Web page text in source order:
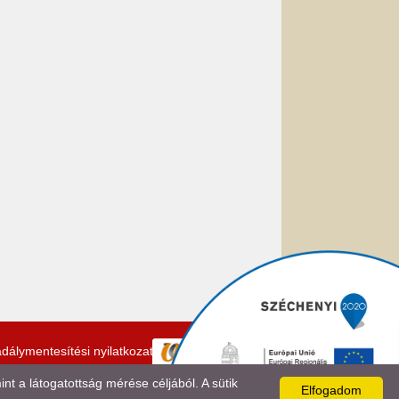
nyilatkozat
Elfogadom
a látogatottság mérése céljából. A sütik